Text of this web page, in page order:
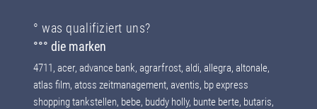
° was qualifiziert uns?
°°° die marken
4711, acer, advance bank, agrarfrost, aldi, allegra, altonale,
atlas film, atoss zeitmanagement, aventis, bp express
shopping tankstellen, bebe, buddy holly, bunte berte, butaris,